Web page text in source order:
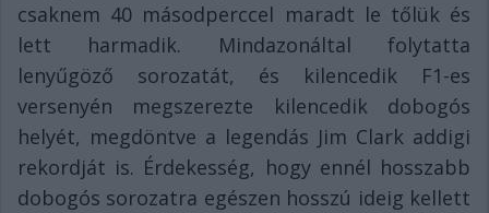
csaknem 40 másodperccel maradt le tőlük és
lett harmadik. Mindazonáltal folytatta
lenyűgöző sorozatát, és kilencedik F1-es
versenyén megszerezte kilencedik dobogós
helyét, megdöntve a legendás Jim Clark addigi
rekordját is. Érdekesség, hogy ennél hosszabb
dobogós sorozatra egészen hosszú ideig kellett